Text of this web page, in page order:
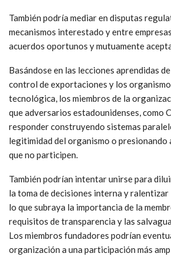
Sus mandatos principales incluirían
imparciales de daños en cables, lo que
la responsabilidad de cualquier Estado, y
normas mediante un programa de
confiables», que brindaría a los miembros
denegar el acceso al mercado a sistemas
las normas.
También podría mediar en disputas
mecanismos interestado y entre
acuerdos oportunos y mutuamente
Basándose en las lecciones aprendidas
control de exportaciones y los
tecnológica, los miembros de la
que adversarios estadounidenses, como
responder construyendo sistemas
legitimidad del organismo o presionando